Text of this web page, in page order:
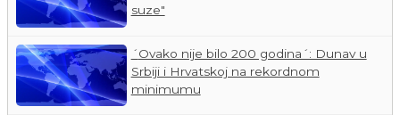
suze"
´Ovako nije bilo 200 godina´: Dunav u
Srbiji i Hrvatskoj na rekordnom
minimumu